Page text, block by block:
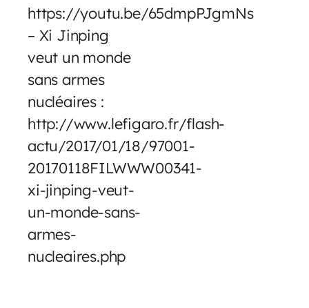
https://youtu.be/65dmpPJgmNs
– Xi Jinping
veut un monde
sans armes
nucléaires :
http://www.lefigaro.fr/flash-
actu/2017/01/18/97001-
20170118FILWWW00341-
xi-jinping-veut-
un-monde-sans-
armes-
nucleaires.php